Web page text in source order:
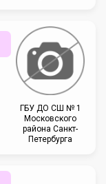
ГБУ ДО СШ № 1
Московского
района Санкт-
Петербурга